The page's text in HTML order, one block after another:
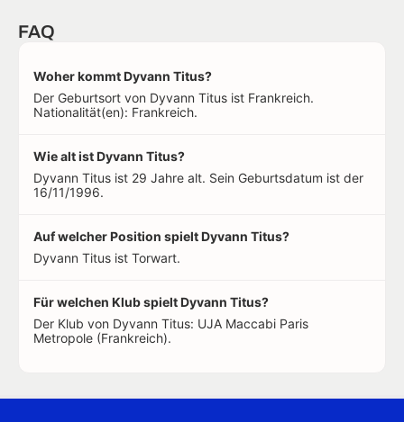
FAQ
Woher kommt Dyvann Titus?
Der Geburtsort von Dyvann Titus ist Frankreich.
Nationalität(en): Frankreich.
Wie alt ist Dyvann Titus?
Dyvann Titus ist 29 Jahre alt. Sein Geburtsdatum ist der
16/11/1996.
Auf welcher Position spielt Dyvann Titus?
Dyvann Titus ist Torwart.
Für welchen Klub spielt Dyvann Titus?
Der Klub von Dyvann Titus: UJA Maccabi Paris
Metropole (Frankreich).